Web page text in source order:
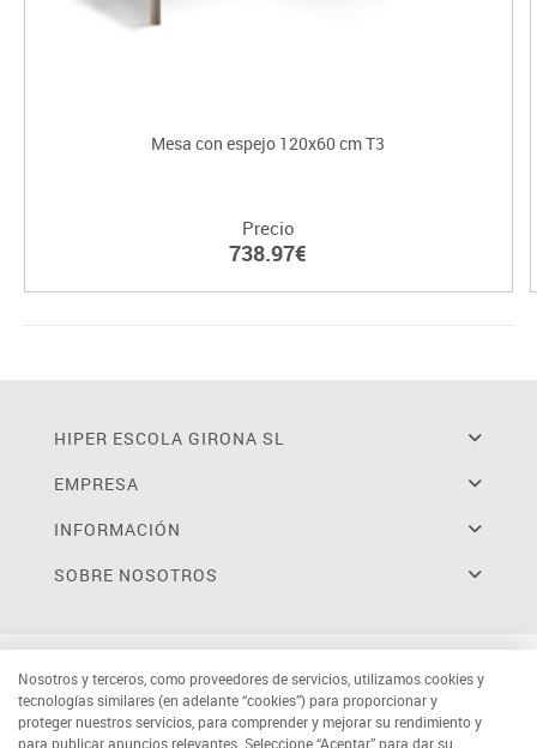
Mesa con espejo 120x60 cm T3
Precio
738.97€
HIPER ESCOLA GIRONA SL
EMPRESA
INFORMACIÓN
SOBRE NOSOTROS
Nosotros y terceros, como proveedores de servicios, utilizamos cookies y
tecnologías similares (en adelante “cookies”) para proporcionar y
proteger nuestros servicios, para comprender y mejorar su rendimiento y
para publicar anuncios relevantes. Seleccione “Aceptar” para dar su